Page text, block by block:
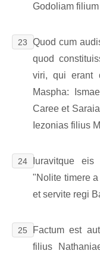
Godoliam
23
Quod cum
quod
viri, qui erant
Maspha:
Caree et
Iezonias filius
24
Iuravitque
"Nolite timere
et servite regi
25
Factum est
filius